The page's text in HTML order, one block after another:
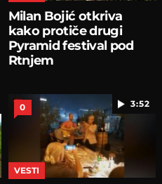
Milan Bojić otkriva
kako protiče drugi
Pyramid festival pod
Rtnjem
3:52
0
VESTI